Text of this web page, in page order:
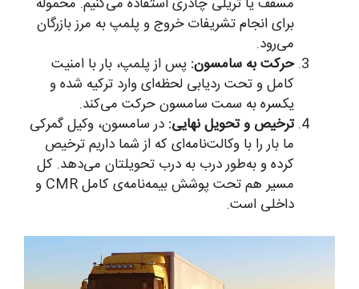
برای انجام تشریفات خروج و پلمپ به مرز بازرگان
می‌رود.
حرکت به سامسون: پس از پلمپ، بار با امنیت
کامل و تحت ردیابی لحظه‌ای وارد ترکیه شده و
یکسره به سمت سامسون حرکت می‌کند.
ترخیص و تحویل نهایی: در سامسون، وکیل گمرکی
ما بار را با وکالت‌نامه‌ای که از شما داریم ترخیص
کرده و به‌طور درب به درب تحویلتان می‌دهد. کل
مسیر هم تحت پوشش بیمه‌نامه‌ی کامل CMR و
داخلی است.